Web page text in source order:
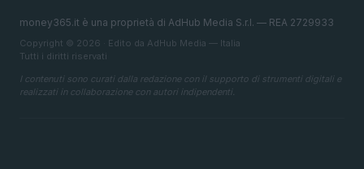
money365.it è una proprietà di AdHub Media S.r.l. — REA 2729933
Copyright © 2026 · Edito da AdHub Media — Italia
Tutti i diritti riservati
I contenuti sono curati dalla redazione con il supporto di strumenti digitali e
realizzati in collaborazione con autori indipendenti.